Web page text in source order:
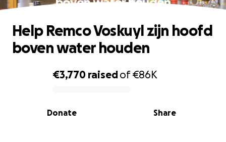
0% complete
€3,770 raisedof€86K
Share
Donate
Help Remco Voskuyl zijn hoofd
boven water houden